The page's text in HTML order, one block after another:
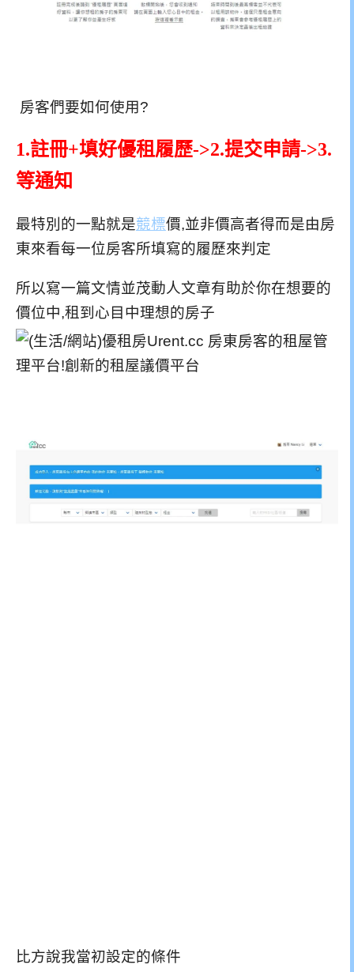
房客們要如何使用?
1.註冊+填好優租履歷->2.提交申請->3.
等通知
最特別的一點就是競標價,並非價高者得而是由房
東來看每一位房客所填寫的履歷來判定
所以寫一篇文情並茂動人文章有助於你在想要的
價位中,租到心目中理想的房子
比方說我當初設定的條件